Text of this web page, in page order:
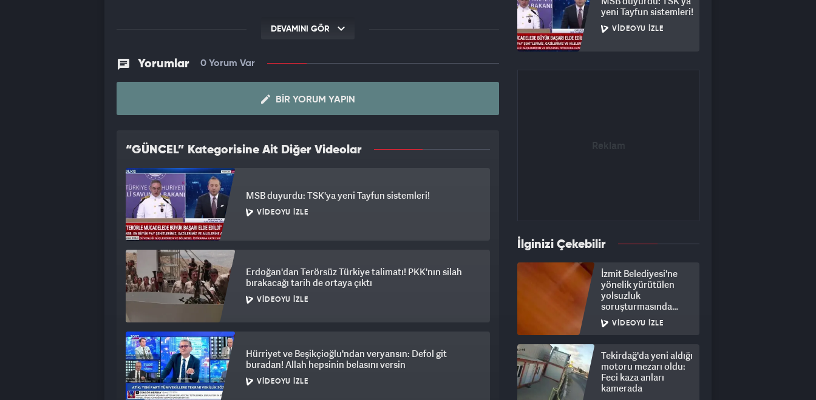
DEVAMINI GÖR
Yorumlar 0 Yorum Var
BIR YORUM YAPIN
“GÜNCEL” Kategorisine Ait Diğer Videolar
MSB duyurdu: TSK'ya yeni Tayfun sistemleri!
VIDEOYU İZLE
Erdoğan'dan Terörsüz Türkiye talimatı! PKK'nın silah
bırakacağı tarih de ortaya çıktı
VIDEOYU İZLE
Hürriyet ve Beşikçioğlu'ndan veryansın: Defol git
buradan! Allah hepsinin belasını versin
VIDEOYU İZLE
yeni Tayfun sistemleri!
VIDEOYU İZLE
İlginizi Çekebilir
İzmit Belediyesi'ne
yönelik yürütülen
yolsuzluk
soruşturmasında
rüşvet görüntüleri
ortaya çıktı
VIDEOYU İZLE
Tekirdağ'da yeni aldığı
motoru mezarı oldu:
Feci kaza anları
kamerada